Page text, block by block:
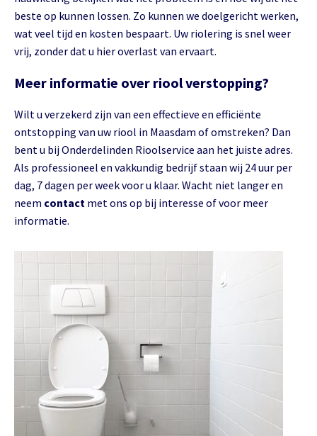
beste op kunnen lossen. Zo kunnen we doelgericht werken,
wat veel tijd en kosten bespaart. Uw riolering is snel weer
vrij, zonder dat u hier overlast van ervaart.
Meer informatie over riool verstopping?
Wilt u verzekerd zijn van een effectieve en efficiënte
ontstopping van uw riool in Maasdam of omstreken? Dan
bent u bij Onderdelinden Rioolservice aan het juiste adres.
Als professioneel en vakkundig bedrijf staan wij 24 uur per
dag, 7 dagen per week voor u klaar. Wacht niet langer en
neem contact met ons op bij interesse of voor meer
informatie.